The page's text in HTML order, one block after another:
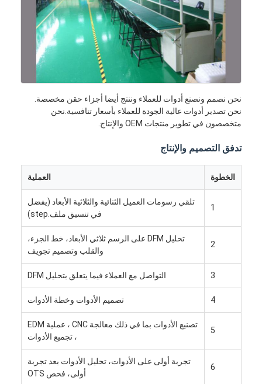
أشرطة فيديو
نحن نصمم ونصنع أدوات للعملاء وننتج أيضا أجزاء حقن مخصصة.
نحن تصدير أدوات عالية الجودة للعملاء بأسعار تنافسية.نحن
متخصصون في تطوير منتجات OEM والإنتاج.
تدفق التصميم والإنتاج
الخطوة العملية
1
تلقي رسومات العميل الثنائية والثلاثية الأبعاد (يفضل
في تنسيق ملف.step)
2
تحليل DFM على الرسم ثلاثي الأبعاد، خط الجزء،
والقلب وتصميم تجويف
3 التواصل مع العملاء فيما يتعلق بتحليل DFM
4 تصميم الأدوات وخطة الأدوات
5
تصنيع الأدوات بما في ذلك معالجة CNC ، عملية EDM
، تجميع الأدوات
6
تجربة أولى على الأدوات، تحليل الأدوات بعد تجربة
أولى، فحص OTS